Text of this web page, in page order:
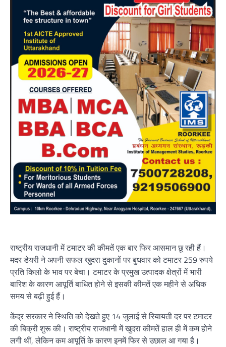
राष्ट्रीय राजधानी में टमाटर की कीमतें एक बार फिर आसमान छू रही हैं।
मदर डेयरी ने अपनी सफल खुदरा दुकानों पर बुधवार को टमाटर 259 रुपये
प्रति किलो के भाव पर बेचा। टमाटर के प्रमुख उत्पादक क्षेत्रों में भारी
बारिश के कारण आपूर्ति बाधित होने से इसकी कीमतें एक महीने से अधिक
समय से बढ़ी हुई हैं।
केंद्र सरकार ने स्थिति को देखते हुए 14 जुलाई से रियायती दर पर टमाटर
की बिक्री शुरू की। राष्ट्रीय राजधानी में खुदरा कीमतें हाल ही में कम होने
लगी थीं, लेकिन कम आपूर्ति के कारण इनमें फिर से उछाल आ गया है।